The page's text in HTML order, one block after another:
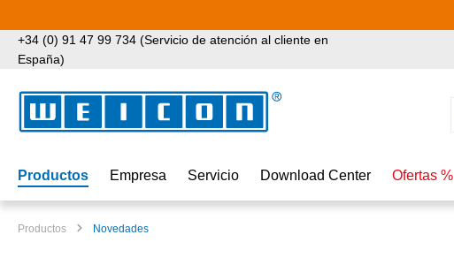
+34 (0) 91 47 99 734 (Servicio de atención al cliente en
España)
Productos Empresa Servicio Download Center Ofertas %
Productos Novedades